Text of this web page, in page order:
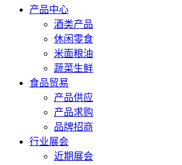
产品中心
酒类产品
休闲零食
米面粮油
蔬菜生鲜
食品贸易
产品供应
产品求购
品牌招商
行业展会
近期展会